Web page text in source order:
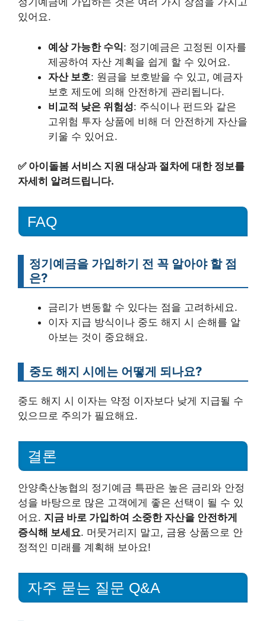
있어요.
예상 가능한 수익: 정기예금은 고정된 이자를
제공하여 자산 계획을 쉽게 할 수 있어요.
자산 보호: 원금을 보호받을 수 있고, 예금자
보호 제도에 의해 안전하게 관리됩니다.
비교적 낮은 위험성: 주식이나 펀드와 같은
고위험 투자 상품에 비해 더 안전하게 자산을
키울 수 있어요.
✅ 아이돌봄 서비스 지원 대상과 절차에 대한 정보를
자세히 알려드립니다.
FAQ
정기예금을 가입하기 전 꼭 알아야 할 점
은?
금리가 변동할 수 있다는 점을 고려하세요.
이자 지급 방식이나 중도 해지 시 손해를 알
아보는 것이 중요해요.
중도 해지 시에는 어떻게 되나요?
중도 해지 시 이자는 약정 이자보다 낮게 지급될 수
있으므로 주의가 필요해요.
결론
안양축산농협의 정기예금 특판은 높은 금리와 안정
성을 바탕으로 많은 고객에게 좋은 선택이 될 수 있
어요. 지금 바로 가입하여 소중한 자산을 안전하게
증식해 보세요. 머뭇거리지 말고, 금융 상품으로 안
정적인 미래를 계획해 보아요!
자주 묻는 질문 Q&A